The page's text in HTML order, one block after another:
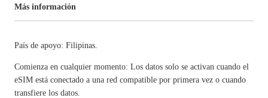
Más información
País de apoyo: Filipinas.
Comienza en cualquier momento: Los datos solo se activan cuando el
eSIM está conectado a una red compatible por primera vez o cuando
transfiere los datos.